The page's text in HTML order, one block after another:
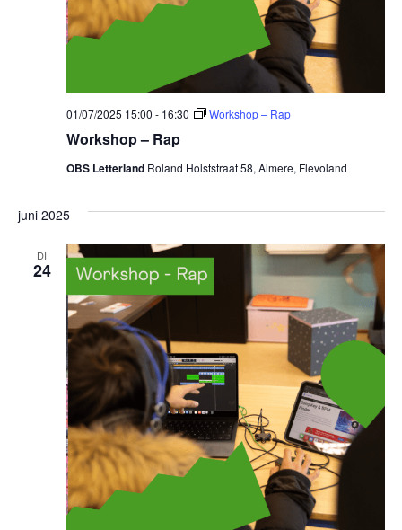
Workshop – Rap
01/07/2025 15:00 - 16:30 Workshop – Rap
OBS Letterland Roland Holststraat 58, Almere, Flevoland
juni 2025
DI
24